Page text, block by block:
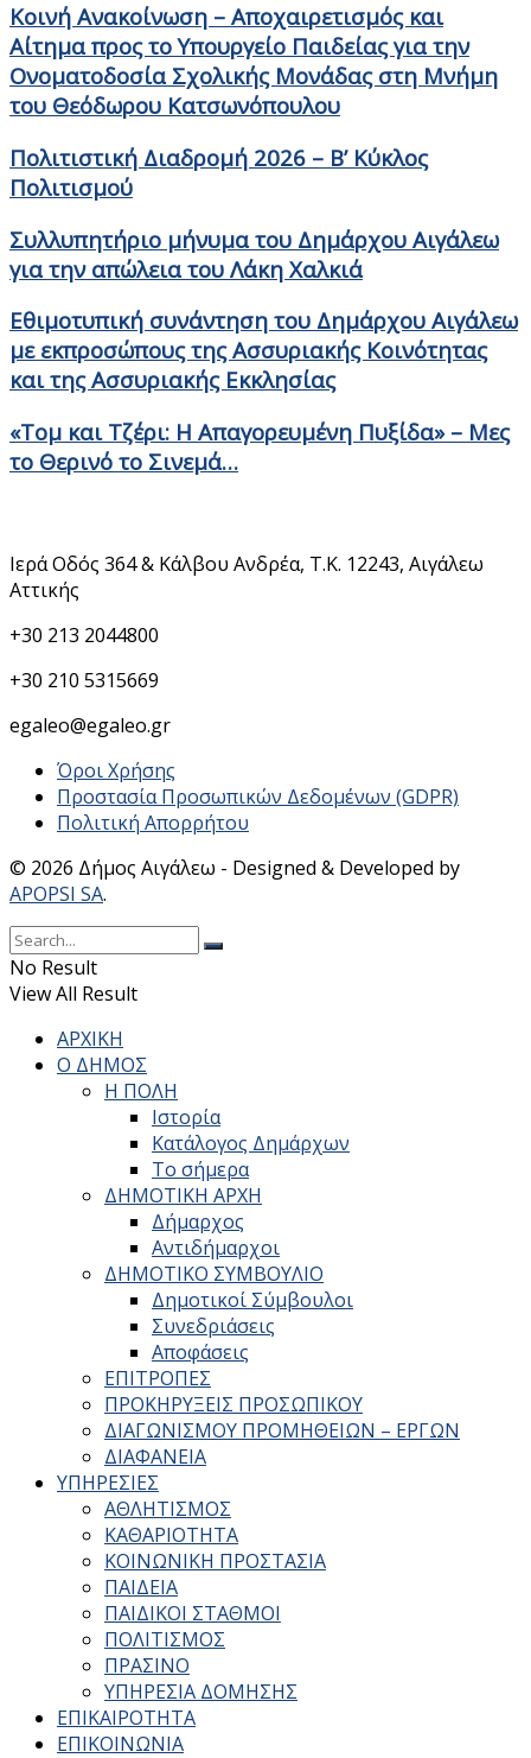
Κοινή Ανακοίνωση – Αποχαιρετισμός και
Αίτημα προς το Υπουργείο Παιδείας για την
Ονοματοδοσία Σχολικής Μονάδας στη Μνήμη
του Θεόδωρου Κατσωνόπουλου
Πολιτιστική Διαδρομή 2026 – Β’ Κύκλος
Πολιτισμού
Συλλυπητήριο μήνυμα του Δημάρχου Αιγάλεω
για την απώλεια του Λάκη Χαλκιά
Εθιμοτυπική συνάντηση του Δημάρχου Αιγάλεω
με εκπροσώπους της Ασσυριακής Κοινότητας
και της Ασσυριακής Εκκλησίας
«Τομ και Τζέρι: Η Απαγορευμένη Πυξίδα» – Μες
το Θερινό το Σινεμά…
Ιερά Οδός 364 & Κάλβου Ανδρέα, Τ.Κ. 12243, Αιγάλεω
Αττικής
+30 213 2044800
+30 210 5315669
egaleo@egaleo.gr
Όροι Χρήσης
Προστασία Προσωπικών Δεδομένων (GDPR)
Πολιτική Απορρήτου
© 2026 Δήμος Αιγάλεω - Designed & Developed by
APOPSI SA.
No Result
View All Result
ΑΡΧΙΚΗ
Ο ΔΗΜΟΣ
Η ΠΟΛΗ
Ιστορία
Κατάλογος Δημάρχων
Το σήμερα
ΔΗΜΟΤΙΚΗ ΑΡΧΗ
Δήμαρχος
Αντιδήμαρχοι
ΔΗΜΟΤΙΚΟ ΣΥΜΒΟΥΛΙΟ
Δημοτικοί Σύμβουλοι
Συνεδριάσεις
Αποφάσεις
ΕΠΙΤΡΟΠΕΣ
ΠΡΟΚΗΡΥΞΕΙΣ ΠΡΟΣΩΠΙΚΟΥ
ΔΙΑΓΩΝΙΣΜΟΥ ΠΡΟΜΗΘΕΙΩΝ – ΕΡΓΩΝ
ΔΙΑΦΑΝΕΙΑ
ΥΠΗΡΕΣΙΕΣ
ΑΘΛΗΤΙΣΜΟΣ
ΚΑΘΑΡΙΟΤΗΤΑ
ΚΟΙΝΩΝΙΚΗ ΠΡΟΣΤΑΣΙΑ
ΠΑΙΔΕΙΑ
ΠΑΙΔΙΚΟΙ ΣΤΑΘΜΟΙ
ΠΟΛΙΤΙΣΜΟΣ
ΠΡΑΣΙΝΟ
ΥΠΗΡΕΣΙΑ ΔΟΜΗΣΗΣ
ΕΠΙΚΑΙΡΟΤΗΤΑ
ΕΠΙΚΟΙΝΩΝΙΑ